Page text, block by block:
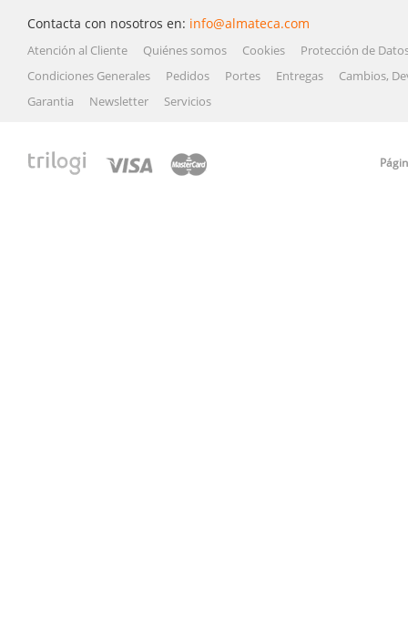
Contacta con nosotros en: info@almateca.com
Atención al Cliente Quiénes somos Cookies
Protección de
Condiciones Generales
Pedidos Portes Entregas
Cambios,
Garantia
Newsletter Servicios